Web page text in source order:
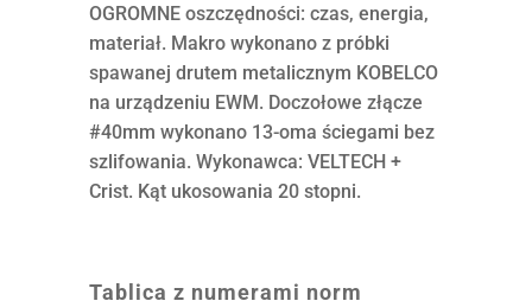
OGROMNE oszczędności: czas, energia,
materiał. Makro wykonano z próbki
spawanej drutem metalicznym KOBELCO
na urządzeniu EWM. Doczołowe złącze
#40mm wykonano 13-oma ściegami bez
szlifowania. Wykonawca: VELTECH +
Crist. Kąt ukosowania 20 stopni.
Tablica z numerami norm